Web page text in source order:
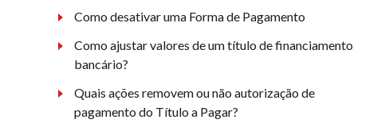
Como desativar uma Forma de Pagamento
Como ajustar valores de um título de financiamento
bancário?
Quais ações removem ou não autorização de
pagamento do Título a Pagar?